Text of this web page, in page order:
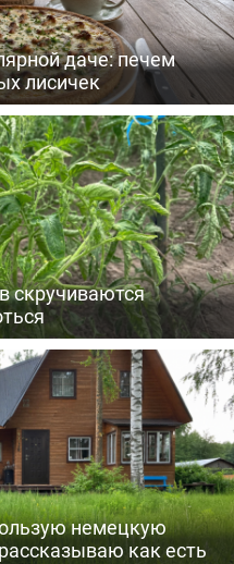
даче: печем
лисичек
скручиваются
немецкую
как есть